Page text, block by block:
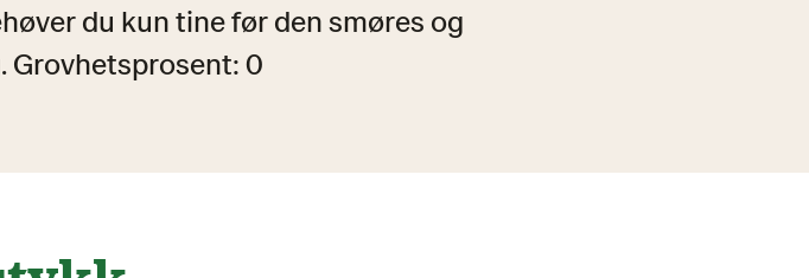
du kun tine før den smøres og
Grovhetsprosent: 0